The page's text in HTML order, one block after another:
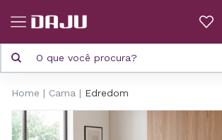
Home Cama Edredom